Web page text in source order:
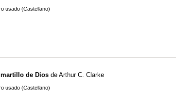
usado (Castellano)
martillo de Dios de Arthur C. Clarke
usado (Castellano)